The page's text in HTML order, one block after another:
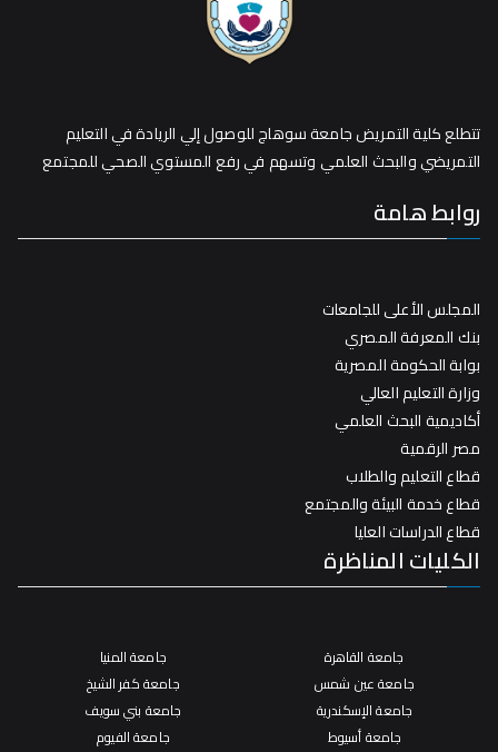
تتطلع كلية التمريض جامعة سوهاج للوصول إلي الريادة في التعليم
التمريضي والبحث العلمي وتسهم في رفع المستوي الصحي للمجتمع
روابط هامة
المجلس الأعلى للجامعات
بنك المعرفة المصري
بوابة الحكومة المصرية
وزارة التعليم العالي
أكاديمية البحث العلمي
مصر الرقمية
قطاع التعليم والطلاب
قطاع خدمة البيئة والمجتمع
قطاع الدراسات العليا
الكليات المناظرة
جامعة القاهرة
جامعة عين شمس
جامعة الإسكندرية
جامعة أسيوط
جامعة المنيا
جامعة كفر الشيخ
جامعة بني سويف
جامعة الفيوم